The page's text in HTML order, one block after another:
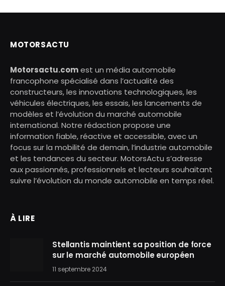
MOTORSACTU
Motorsactu.comest un média automobile
francophone spécialisé dans l’actualité des
constructeurs, les innovations technologiques, les
véhicules électriques, les essais, les lancements de
modèles et l’évolution du marché automobile
international. Notre rédaction propose une
information fiable, réactive et accessible, avec un
focus sur la mobilité de demain, l’industrie automobile
et les tendances du secteur. MotorsActu s’adresse
aux passionnés, professionnels et lecteurs souhaitant
suivre l’évolution du monde automobile en temps réel.
À LIRE
Stellantis maintient sa position de force
sur le marché automobile européen
11 septembre 2024